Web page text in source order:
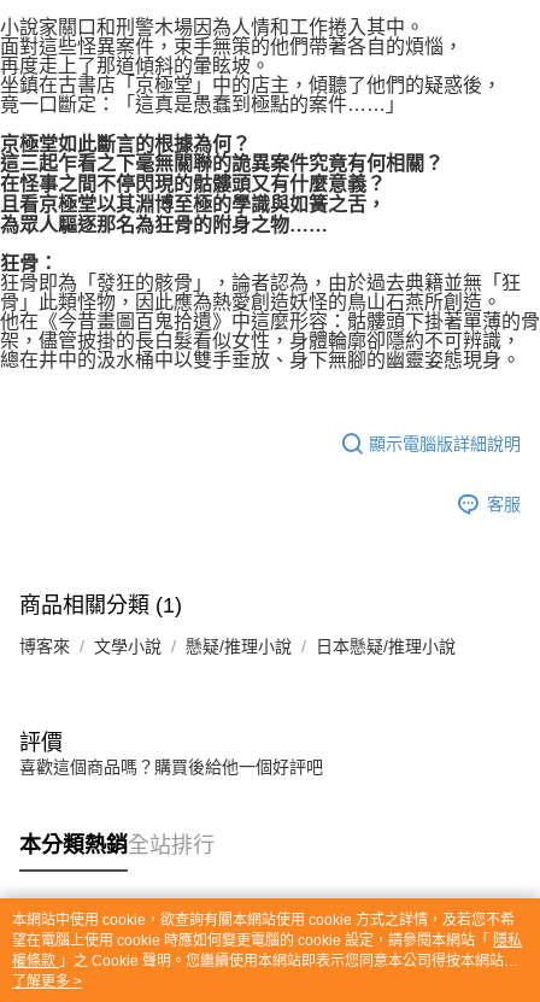
小說家關口和刑警木場因為人情和工作捲入其中。
面對這些怪異案件，束手無策的他們帶著各自的煩惱，
再度走上了那道傾斜的暈眩坡。
坐鎮在古書店「京極堂」中的店主，傾聽了他們的疑惑後，
竟一口斷定：「這真是愚蠢到極點的案件……」
京極堂如此斷言的根據為何？
這三起乍看之下毫無關聯的詭異案件究竟有何相關？
在怪事之間不停閃現的骷髏頭又有什麼意義？
且看京極堂以其淵博至極的學識與如簧之舌，
為眾人驅逐那名為狂骨的附身之物……
狂骨：
狂骨即為「發狂的骸骨」，論者認為，由於過去典籍並無「狂
骨」此類怪物，因此應為熱愛創造妖怪的鳥山石燕所創造。
他在《今昔畫圖百鬼拾遺》中這麼形容：骷髏頭下掛著單薄的骨
架，儘管披掛的長白髮看似女性，身體輪廓卻隱約不可辨識，
總在井中的汲水桶中以雙手垂放、身下無腳的幽靈姿態現身。
顯示電腦版詳細說明
客服
商品相關分類 (1)
博客來 文學小說 懸疑/推理小說 日本懸疑/推理小說
評價
喜歡這個商品嗎？購買後給他一個好評吧
本分類熱銷全站排行
熱門標籤
本網站中使用 cookie，欲查詢有關本網站使用 cookie 方式之詳情，及若您不希
望在電腦上使用 cookie 時應如何變更電腦的 cookie 設定，請參閱本網站「 隱私
權條款 」之 Cookie 聲明。您繼續使用本網站即表示您同意本公司得按本網站使
用條款之 Cookie 聲明使用 cookie。
了解更多 >